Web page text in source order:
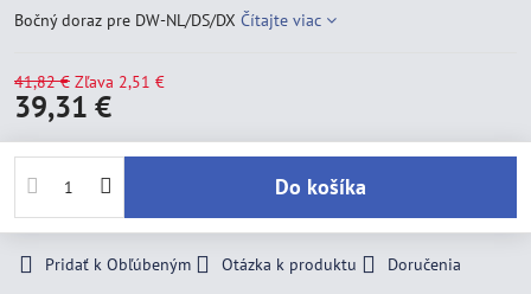
Bočný doraz pre DW-NL/DS/DX Čítajte viac
41,82 € Zľava 2,51 €
39,31 €
Do košíka
Pridať k Obľúbeným Otázka k produktu
Doručenia